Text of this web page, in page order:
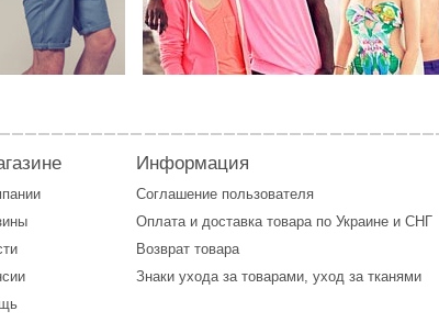
Информация
Соглашение пользователя
Оплатаи доставка товара по Украине и СНГ
Возврат товара
Знаки ухода за товарами, уход за тканями